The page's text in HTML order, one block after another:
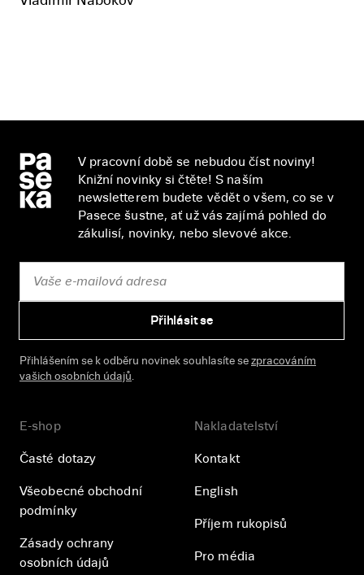
V pracovní době se nebudou číst noviny!
Knižní novinky si čtěte! S naším
newsletterem budete vědět o všem, co se v
Pasece šustne, ať už vás zajímá pohled do
zákulisí, novinky, nebo slevové akce.
Přihlásit se
Přihlášením se k odběru novinek souhlasíte se zpracováním
vašich osobních údajů.
E-shop
Časté dotazy
Všeobecné obchodní
podmínky
Zásady ochrany
osobních údajů
Nakladatelství
Kontakt
English
Příjem rukopisů
Pro média